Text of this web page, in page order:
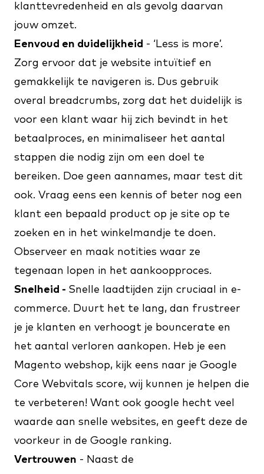
klanttevredenheid en als gevolg daarvan
jouw omzet.
Eenvoud en duidelijkheid - ‘Less is more’.
Zorg ervoor dat je website intuïtief en
gemakkelijk te navigeren is. Dus gebruik
overal breadcrumbs, zorg dat het duidelijk is
voor een klant waar hij zich bevindt in het
betaalproces, en minimaliseer het aantal
stappen die nodig zijn om een doel te
bereiken. Doe geen aannames, maar test dit
ook. Vraag eens een kennis of beter nog een
klant een bepaald product op je site op te
zoeken en in het winkelmandje te doen.
Observeer en maak notities waar ze
tegenaan lopen in het aankoopproces.
Snelheid - Snelle laadtijden zijn cruciaal in e-
commerce. Duurt het te lang, dan frustreer
je je klanten en verhoogt je bouncerate en
het aantal verloren aankopen. Heb je een
Magento webshop, kijk eens naar je Google
Core Webvitals score, wij kunnen je helpen die
te verbeteren! Want ook google hecht veel
waarde aan snelle websites, en geeft deze de
voorkeur in de Google ranking.
Vertrouwen - Naast de